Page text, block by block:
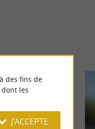
des fins de
les
J'ACCEPTE